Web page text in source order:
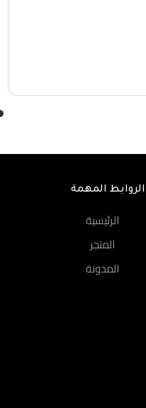
الروابط المهمة
الرئيسية
المتجر
المدونة